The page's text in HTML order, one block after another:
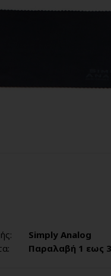
Simply Analog
Παραλαβή 1 εως